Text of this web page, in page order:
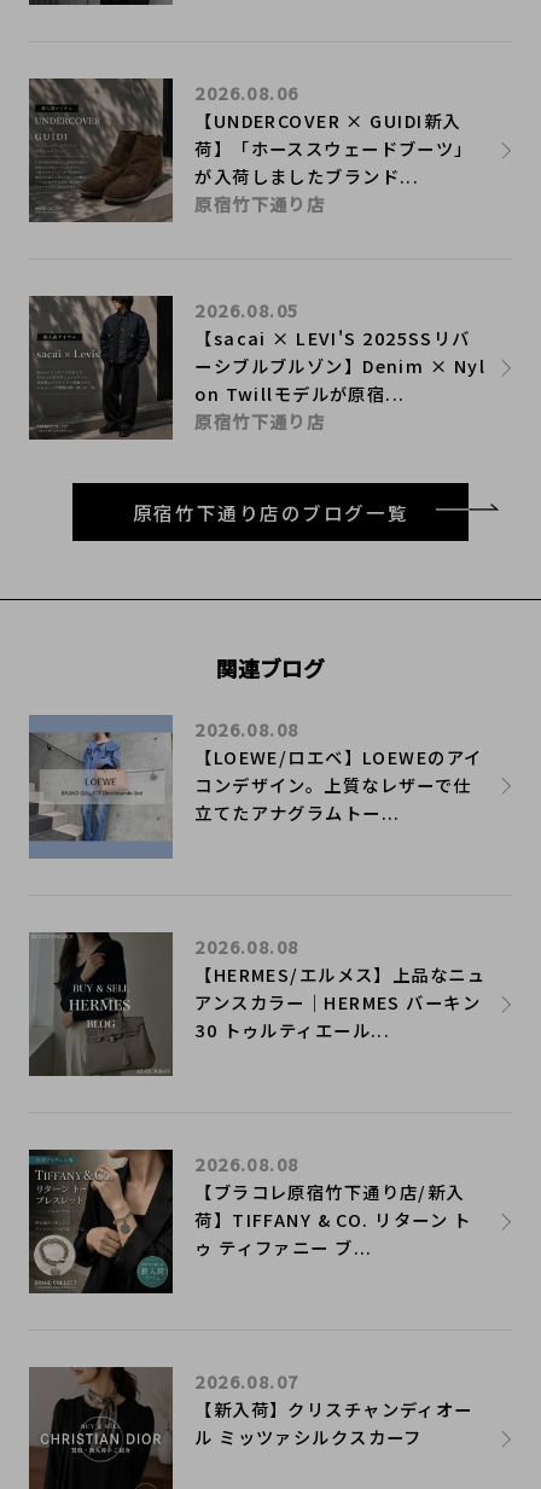
【UNDERCOVER × GUIDI新入
荷】「ホーススウェードブーツ」
が入荷しましたブランド...
2026.08.06
原宿竹下通り店
【sacai × LEVI'S 2025SSリバ
ーシブルブルゾン】Denim × Nyl
on Twillモデルが原宿...
2026.08.05
原宿竹下通り店
原宿竹下通り店のブログ一覧
関連ブログ
【LOEWE/ロエベ】LOEWEのアイ
コンデザイン。上質なレザーで仕
立てたアナグラムトー...
2026.08.08
【HERMES/エルメス】上品なニュ
アンスカラー｜HERMES バーキン
30 トゥルティエール...
2026.08.08
【ブラコレ原宿竹下通り店/新入
荷】TIFFANY & CO. リターン ト
ゥ ティファニー ブ...
2026.08.08
【新入荷】クリスチャンディオー
ル ミッツァシルクスカーフ
2026.08.07